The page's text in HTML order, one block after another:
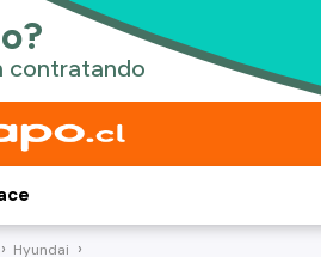
Hyundai